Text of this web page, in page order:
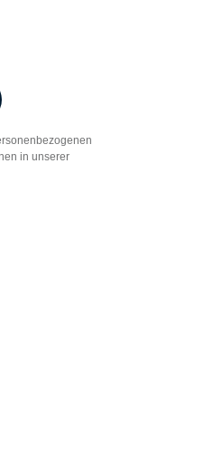
in unserer